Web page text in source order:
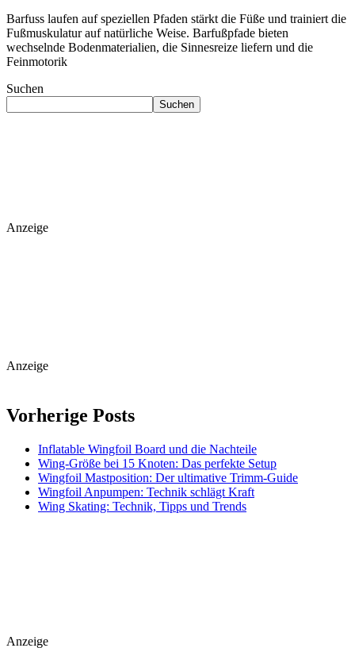
Barfuss laufen auf speziellen Pfaden stärkt die Füße und trainiert die
Fußmuskulatur auf natürliche Weise. Barfußpfade bieten
wechselnde Bodenmaterialien, die Sinnesreize liefern und die
Feinmotorik
Suchen
Suchen
Anzeige
Anzeige
Vorherige Posts
Inflatable Wingfoil Board und die Nachteile
Wing-Größe bei 15 Knoten: Das perfekte Setup
Wingfoil Mastposition: Der ultimative Trimm-Guide
Wingfoil Anpumpen: Technik schlägt Kraft
Wing Skating: Technik, Tipps und Trends
Anzeige